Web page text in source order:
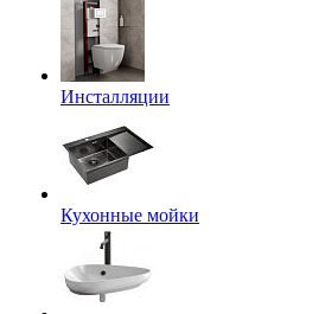
Инсталляции
Кухонные мойки